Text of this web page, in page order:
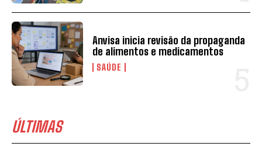
Anvisa inicia revisão da propaganda
de alimentos e medicamentos
SAÚDE
ÚLTIMAS